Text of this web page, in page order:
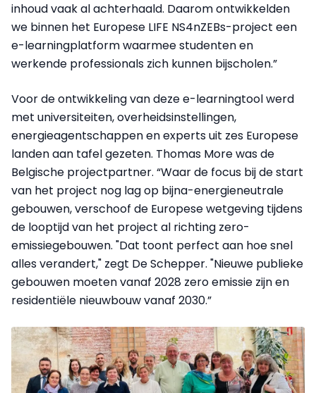
inhoud vaak al achterhaald. Daarom ontwikkelden
we binnen het Europese LIFE NS4nZEBs-project een
e-learningplatform waarmee studenten en
werkende professionals zich kunnen bijscholen.”
Voor de ontwikkeling van deze e-learningtool werd
met universiteiten, overheidsinstellingen,
energieagentschappen en experts uit zes Europese
landen aan tafel gezeten. Thomas More was de
Belgische projectpartner. “Waar de focus bij de start
van het project nog lag op bijna-energieneutrale
gebouwen, verschoof de Europese wetgeving tijdens
de looptijd van het project al richting zero-
emissiegebouwen. "Dat toont perfect aan hoe snel
alles verandert," zegt De Schepper. "Nieuwe publieke
gebouwen moeten vanaf 2028 zero emissie zijn en
residentiële nieuwbouw vanaf 2030.”